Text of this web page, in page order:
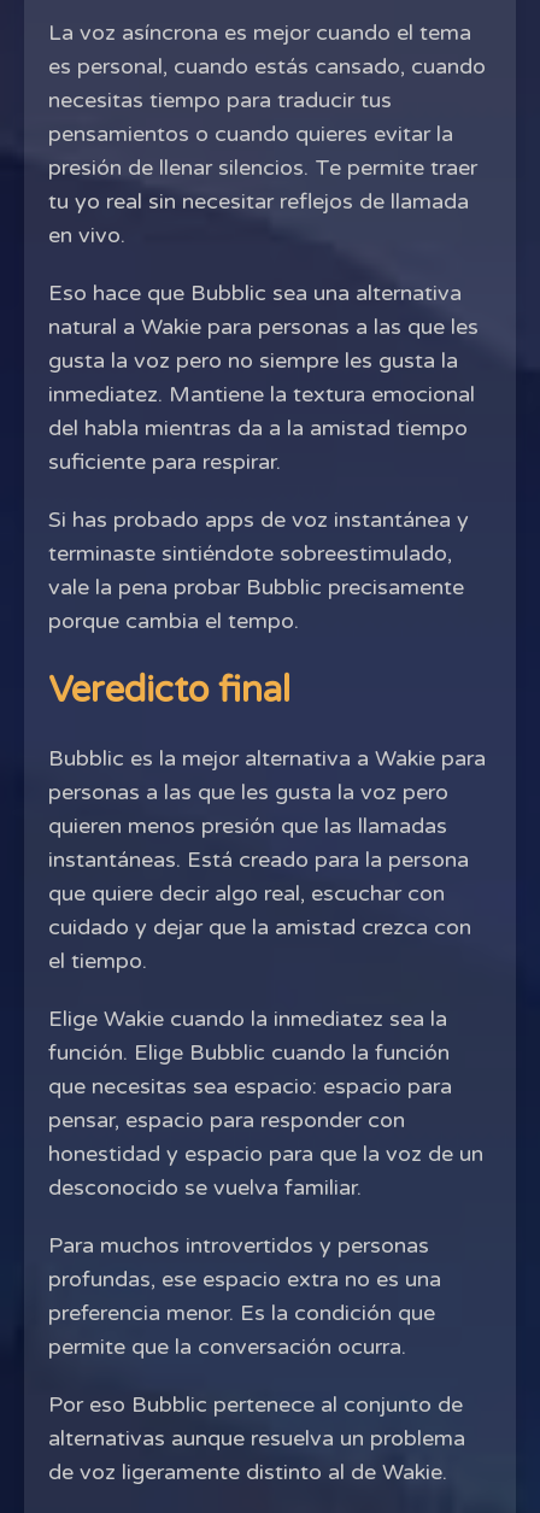
La voz asíncrona es mejor cuando el tema
es personal, cuando estás cansado, cuando
necesitas tiempo para traducir tus
pensamientos o cuando quieres evitar la
presión de llenar silencios. Te permite traer
tu yo real sin necesitar reflejos de llamada
en vivo.
Eso hace que Bubblic sea una alternativa
natural a Wakie para personas a las que les
gusta la voz pero no siempre les gusta la
inmediatez. Mantiene la textura emocional
del habla mientras da a la amistad tiempo
suficiente para respirar.
Si has probado apps de voz instantánea y
terminaste sintiéndote sobreestimulado,
vale la pena probar Bubblic precisamente
porque cambia el tempo.
Veredicto final
Bubblic es la mejor alternativa a Wakie para
personas a las que les gusta la voz pero
quieren menos presión que las llamadas
instantáneas. Está creado para la persona
que quiere decir algo real, escuchar con
cuidado y dejar que la amistad crezca con
el tiempo.
Elige Wakie cuando la inmediatez sea la
función. Elige Bubblic cuando la función
que necesitas sea espacio: espacio para
pensar, espacio para responder con
honestidad y espacio para que la voz de un
desconocido se vuelva familiar.
Para muchos introvertidos y personas
profundas, ese espacio extra no es una
preferencia menor. Es la condición que
permite que la conversación ocurra.
Por eso Bubblic pertenece al conjunto de
alternativas aunque resuelva un problema
de voz ligeramente distinto al de Wakie.